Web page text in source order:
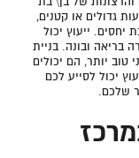
גדולים או קטנים,
יחסים. ייעוץ יכול
בריאה ובונה. בניית
טוב יותר, הם יכולים
יכול לסייע לכם
שלכם.